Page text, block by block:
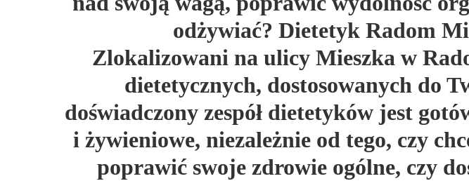
odżywiać? Dietetyk Radom
Zlokalizowani na ulicy Mieszka w
dietetycznych, dostosowanych do
doświadczony zespół dietetyków jest
i żywieniowe, niezależnie od tego, czy
poprawić swoje zdrowie ogólne, czy